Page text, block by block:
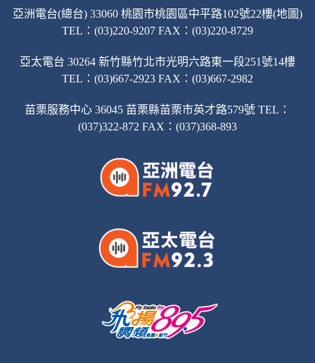
亞洲電台(總台) 33060 桃園市桃園區中平路102號22樓(地圖)
TEL：(03)220-9207 FAX：(03)220-8729
亞太電台 30264 新竹縣竹北市光明六路東一段251號14樓
TEL：(03)667-2923 FAX：(03)667-2982
苗栗服務中心 36045 苗栗縣苗栗市英才路579號 TEL：
(037)322-872 FAX：(037)368-893